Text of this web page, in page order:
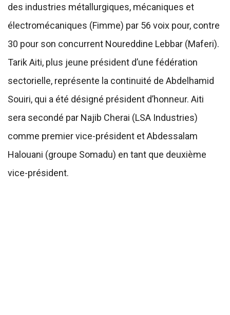
des industries métallurgiques, mécaniques et
électromécaniques (Fimme) par 56 voix pour, contre
30 pour son concurrent Noureddine Lebbar (Maferi).
Tarik Aiti, plus jeune président d’une fédération
sectorielle, représente la continuité de Abdelhamid
Souiri, qui a été désigné président d’honneur. Aiti
sera secondé par Najib Cherai (LSA Industries)
comme premier vice-président et Abdessalam
Halouani (groupe Somadu) en tant que deuxième
vice-président.